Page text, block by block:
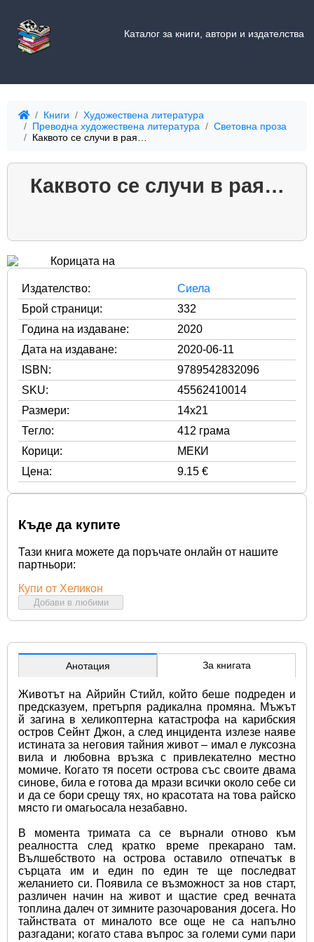
Каталог за книги, автори и издателства
Книги
Художествена литература
Преводна художествена литература
Световна проза
Каквото се случи в рая…
Каквото се случи в рая…
Издателство:
Сиела
Брой страници:
332
Година на издаване:
2020
Дата на издаване:
2020-06-11
ISBN:
9789542832096
SKU:
45562410014
Размери:
14x21
Тегло:
412 грама
Корици:
МЕКИ
Цена:
9.15 €
Къде да купите
Тази книга можете да поръчате онлайн от нашите
партньори:
Купи от Хеликон
Добави в любими
Анотация За книгата
Животът на Айрийн Стийл, който беше подреден и
предсказуем, претърпя радикална промяна. Мъжът
й загина в хеликоптерна катастрофа на карибския
остров Сейнт Джон, а след инцидента излезе наяве
истината за неговия тайния живот – имал е луксозна
вила и любовна връзка с привлекателно местно
момиче. Когато тя посети острова със своите двама
синове, била е готова да мрази всички около себе си
и да се бори срещу тях, но красотата на това райско
място ги омагьосала незабавно.
В момента тримата са се върнали отново към
реалността след кратко време прекарано там.
Вълшебството на острова оставило отпечатък в
сърцата им и един по един те ще последват
желанието си. Появила се възможност за нов старт,
различен начин на живот и щастие сред вечната
топлина далеч от зимните разочарования досега. Но
тайнствата от миналото все още не са напълно
разгадани; когато става въпрос за големи суми пари